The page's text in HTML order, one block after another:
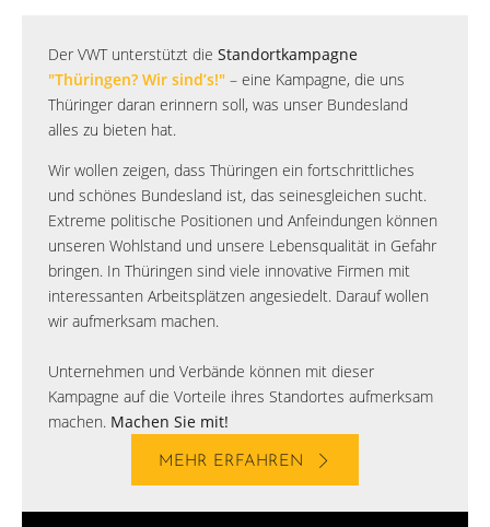
Der VWT unterstützt die Standortkampagne
"Thüringen? Wir sind’s!" – eine Kampagne, die uns
Thüringer daran erinnern soll, was unser Bundesland
alles zu bieten hat.
Wir wollen zeigen, dass Thüringen ein fortschrittliches
und schönes Bundesland ist, das seinesgleichen sucht.
Extreme politische Positionen und Anfeindungen können
unseren Wohlstand und unsere Lebensqualität in Gefahr
bringen. In Thüringen sind viele innovative Firmen mit
interessanten Arbeitsplätzen angesiedelt. Darauf wollen
wir aufmerksam machen.
Unternehmen und Verbände können mit dieser
Kampagne auf die Vorteile ihres Standortes aufmerksam
machen. Machen Sie mit!
MEHR ERFAHREN